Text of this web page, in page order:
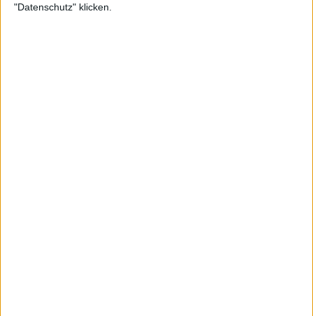
"Datenschutz" klicken.